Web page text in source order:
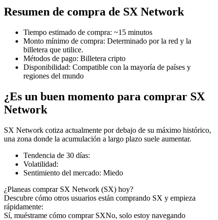
Futuros COIN-M
Futuros de criptomonedas
TradFi
primas
Resumen de compra de SX Network
Tiempo estimado de compra: ~15 minutos
Monto mínimo de compra: Determinado por la red y la
billetera que utilice.
Métodos de pago: Billetera cripto
Disponibilidad: Compatible con la mayoría de países y
regiones del mundo
¿Es un buen momento para comprar SX
Network
SX Network cotiza actualmente por debajo de su máximo histórico,
una zona donde la acumulación a largo plazo suele aumentar.
Tendencia de 30 días:
Volatilidad:
Sentimiento del mercado: Miedo
¿Planeas comprar SX Network (SX) hoy?
Descubre cómo otros usuarios están comprando SX y empieza
rápidamente:
Sí, muéstrame cómo comprar SXNo, solo estoy navegando